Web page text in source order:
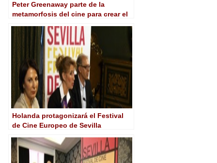
Peter Greenaway parte de la
metamorfosis del cine para crear el
Holanda protagonizará el Festival
de Cine Europeo de Sevilla